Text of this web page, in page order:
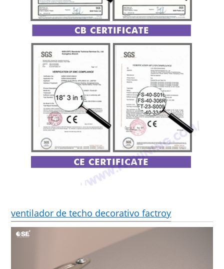
ventilador de techo decorativo factroy